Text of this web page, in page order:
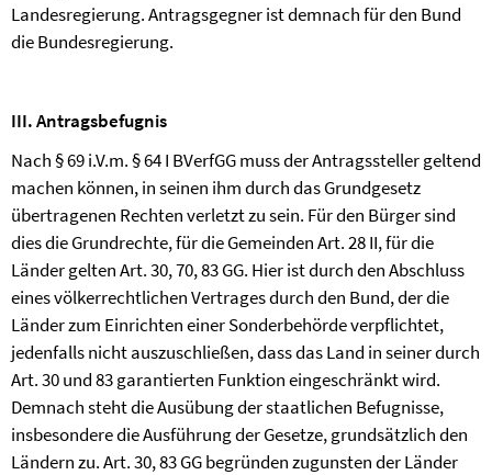
Landesregierung. Antragsgegner ist demnach für den Bund
die Bundesregierung.
III. Antragsbefugnis
Nach § 69 i.V.m. § 64 I BVerfGG muss der Antragssteller geltend
machen können, in seinen ihm durch das Grundgesetz
übertragenen Rechten verletzt zu sein. Für den Bürger sind
dies die Grundrechte, für die Gemeinden Art. 28 II, für die
Länder gelten Art. 30, 70, 83 GG. Hier ist durch den Abschluss
eines völkerrechtlichen Vertrages durch den Bund, der die
Länder zum Einrichten einer Sonderbehörde verpflichtet,
jedenfalls nicht auszuschließen, dass das Land in seiner durch
Art. 30 und 83 garantierten Funktion eingeschränkt wird.
Demnach steht die Ausübung der staatlichen Befugnisse,
insbesondere die Ausführung der Gesetze, grundsätzlich den
Ländern zu. Art. 30, 83 GG begründen zugunsten der Länder